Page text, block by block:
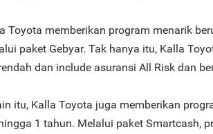
Toyota memberikan program menarik
paket Gebyar. Tak hanya itu, Kalla
dan include asuransi All Risk dan
itu, Kalla Toyota juga memberikan
1 tahun. Melalui paket Smartcash,